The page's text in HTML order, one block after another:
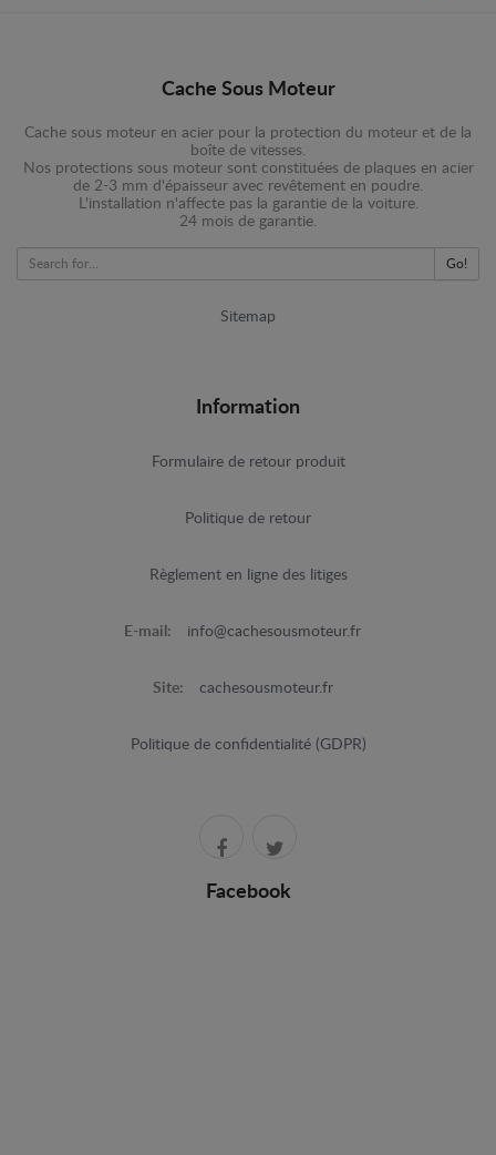
Cache Sous Moteur
Cache sous moteur en acier pour la protection du moteur et de la
boîte de vitesses.
Nos protections sous moteur sont constituées de plaques en acier
de 2-3 mm d'épaisseur avec revêtement en poudre.
L'installation n'affecte pas la garantie de la voiture.
24 mois de garantie.
Go!
Sitemap
Information
Formulaire de retour produit
Politique de retour
Règlement en ligne des litiges
E-mail: info@cachesousmoteur.fr
Site: cachesousmoteur.fr
Politique de confidentialité (GDPR)
Facebook